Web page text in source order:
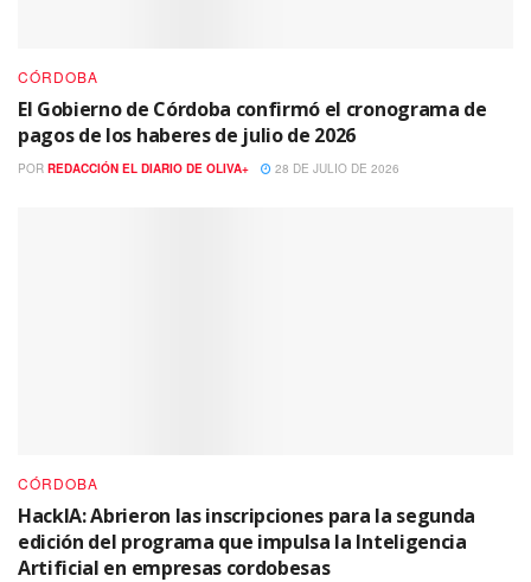
CÓRDOBA
El Gobierno de Córdoba confirmó el cronograma de
pagos de los haberes de julio de 2026
POR REDACCIÓN EL DIARIO DE OLIVA+ 28 DE JULIO DE 2026
CÓRDOBA
HackIA: Abrieron las inscripciones para la segunda
edición del programa que impulsa la Inteligencia
Artificial en empresas cordobesas